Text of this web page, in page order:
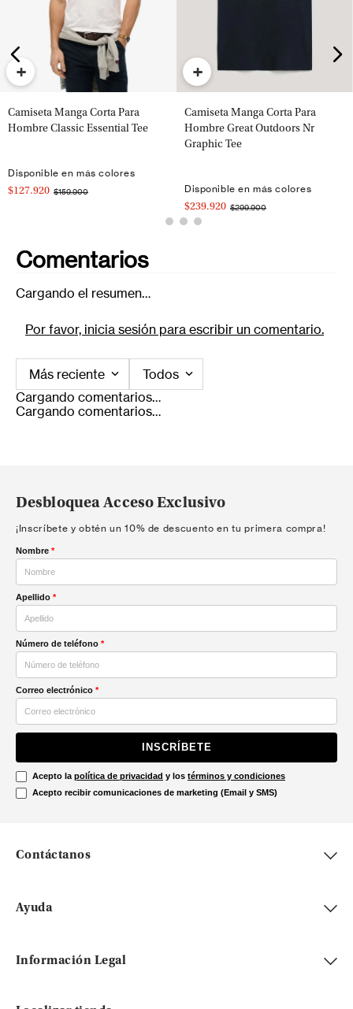
+
Camiseta Manga Corta Para
Hombre Classic Essential Tee
Disponible en más colores
$127.920 $159.900
+
Camiseta Manga Corta Para
Hombre Great Outdoors Nr
Graphic Tee
Disponible en más colores
$239.920 $299.900
Comentarios
Cargando el resumen…
Por favor, inicia sesión para escribir un comentario.
Más reciente
Todos
Cargando comentarios…
Cargando comentarios…
Desbloquea Acceso Exclusivo
¡Inscríbete y obtén un 10% de descuento en tu primera compra!
Nombre *
Apellido *
Número de teléfono *
Correo electrónico *
INSCRÍBETE
Acepto la política de privacidad y los términos y condiciones
Acepto recibir comunicaciones de marketing (Email y SMS)
Contáctanos
Ayuda
Información Legal